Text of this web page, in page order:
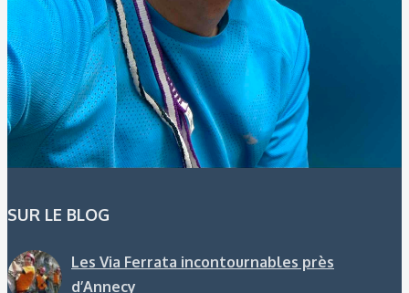
SUR LE BLOG
Les Via Ferrata incontournables près
d’Annecy